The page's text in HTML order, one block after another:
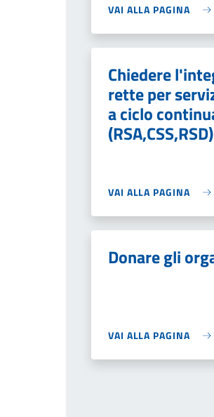
VAI ALLA PAGINA
Chiedere
rette per
a ciclo
(RSA,CSS,RSD)
VAI ALLA PAGINA
Donare gli
VAI ALLA PAGINA